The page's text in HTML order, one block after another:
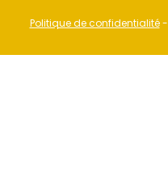
Politique de confidentialité-